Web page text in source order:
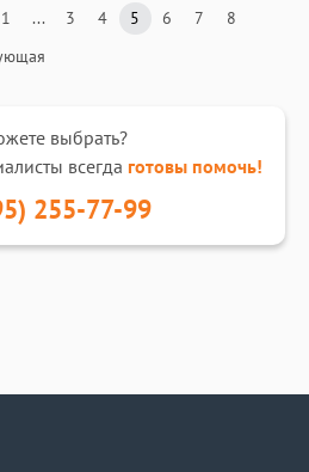
1 ... 3 4 5 6 7
8
выбрать?
всегда готовы помочь!
255-77-99